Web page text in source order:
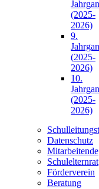
(2025-
2026)
9.
(2025-
2026)
10.
(2025-
2026)
Datenschutz
Mitarbeitende
Schulelternrat
Förderverein
Beratung